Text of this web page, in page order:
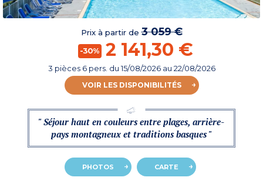
Prix à partir de3 059 €
-30% 2 141,30 €
3 pièces 6 pers. du15/08/2026au 22/08/2026
VOIR LES DISPONIBILITÉS
" Séjour haut en couleurs entre plages, arrière-
pays montagneux et traditions basques "
PHOTOS CARTE